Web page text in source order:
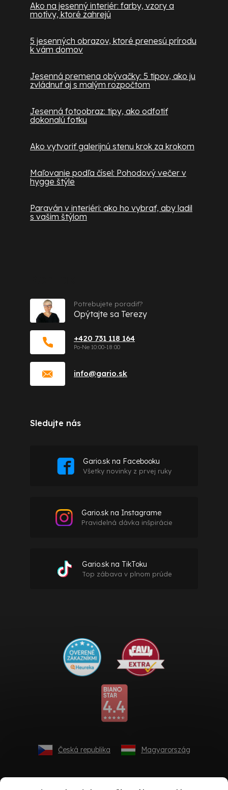
Ako na jesenný interiér: farby, vzory a
motívy, ktoré zahrejú
5 jesenných obrazov, ktoré prenesú prírodu
k vám domov
Jesenná premena obývačky: 5 tipov, ako ju
zvládnuť aj s malým rozpočtom
Jesenná fotoobraz: tipy, ako odfotiť
dokonalú fotku
Ako vytvoriť galerijnú stenu krok za krokom
Maľovanie podľa čísel: Pohodový večer v
hygge štýle
Paraván v interiéri: ako ho vybrať, aby ladil
s vašim štýlom
info@gario.sk
+420 731 118 164
Potrebujete poradiť?
Opýtajte sa Terezy
Sledujte nás
Gario.sk na Facebooku
Všetky novinky z prvej ruky
Gario.sk na Instagrame
Pravidelná dávka inšpirácie
Gario.sk na TikToku
Top zábava v plnom prúde
Česká republika Magyarország